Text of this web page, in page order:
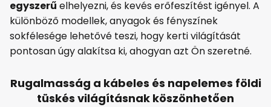
egyszerű elhelyezni, és kevés erőfeszítést igényel. A
különböző modellek, anyagok és fényszínek
sokfélesége lehetővé teszi, hogy kerti világítását
pontosan úgy alakítsa ki, ahogyan azt Ön szeretné.
Rugalmasság a kábeles és napelemes földi
tüskés világításnak köszönhetően